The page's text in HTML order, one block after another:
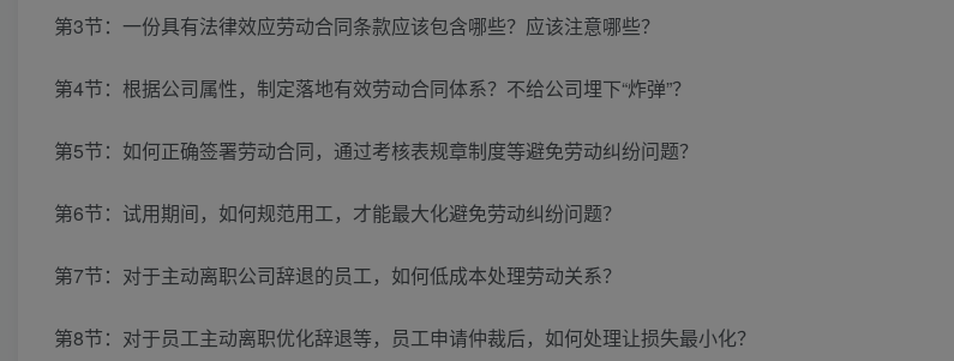
第3节：一份具有法律效应劳动合同条款应该包含哪些？应该注意哪些？
第4节：根据公司属性，制定落地有效劳动合同体系？不给公司埋下“炸弹”？
第5节：如何正确签署劳动合同，通过考核表规章制度等避免劳动纠纷问题？
第6节：试用期间，如何规范用工，才能最大化避免劳动纠纷问题？
第7节：对于主动离职公司辞退的员工，如何低成本处理劳动关系？
第8节：对于员工主动离职优化辞退等，员工申请仲裁后，如何处理让损失最小化？